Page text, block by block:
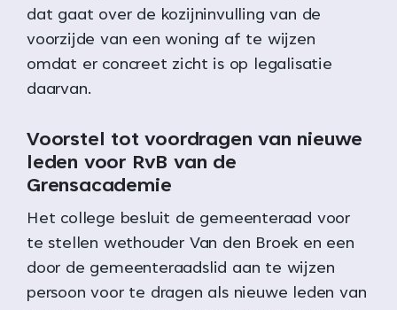
dat gaat over de kozijninvulling van de
voorzijde van een woning af te wijzen
omdat er concreet zicht is op legalisatie
daarvan.
Voorstel tot voordragen van nieuwe
leden voor RvB van de
Grensacademie
Het college besluit de gemeenteraad voor
te stellen wethouder Van den Broek en een
door de gemeenteraadslid aan te wijzen
persoon voor te dragen als nieuwe leden van